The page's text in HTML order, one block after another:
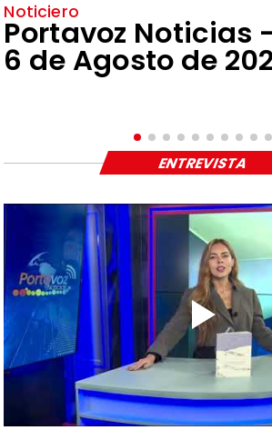
Noticiero
Portavoz Noticias
6 de Agosto de
ENTREVISTA